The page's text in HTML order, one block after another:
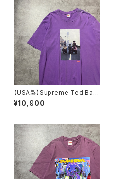
【USA製】Supreme Ted Bafa
loukos “1970s Kids Photo
シュプリーム グラフィック フ
¥10,900